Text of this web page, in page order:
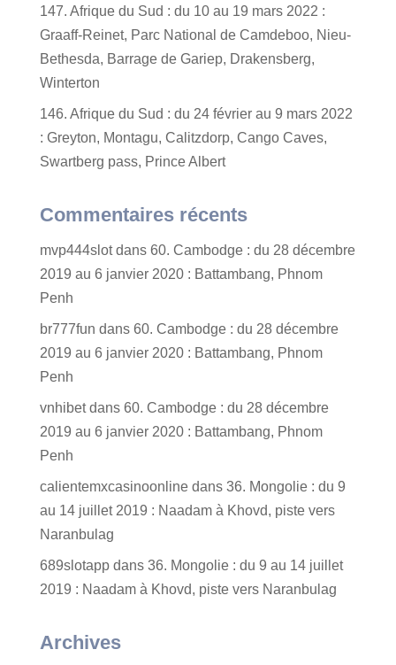
147. Afrique du Sud : du 10 au 19 mars 2022 :
Graaff-Reinet, Parc National de Camdeboo, Nieu-
Bethesda, Barrage de Gariep, Drakensberg,
Winterton
146. Afrique du Sud : du 24 février au 9 mars 2022
: Greyton, Montagu, Calitzdorp, Cango Caves,
Swartberg pass, Prince Albert
Commentaires récents
mvp444slotdans 60. Cambodge : du 28 décembre
2019 au 6 janvier 2020 : Battambang, Phnom
Penh
br777fun dans 60. Cambodge : du 28 décembre
2019 au 6 janvier 2020 : Battambang, Phnom
Penh
vnhibetdans 60. Cambodge : du 28 décembre
2019 au 6 janvier 2020 : Battambang, Phnom
Penh
calientemxcasinoonlinedans 36. Mongolie : du 9
au 14 juillet 2019 : Naadam à Khovd, piste vers
Naranbulag
689slotappdans 36. Mongolie : du 9 au 14 juillet
2019 : Naadam à Khovd, piste vers Naranbulag
Archives